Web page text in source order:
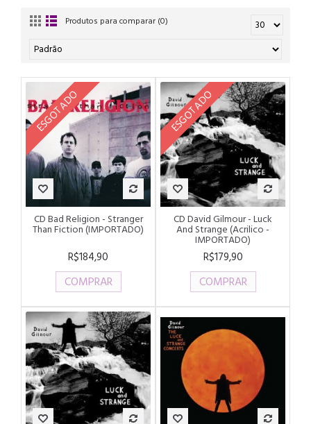
Produtos para comparar (0)
ESGOTADO
CD Bad Religion - Stranger
Than Fiction (IMPORTADO)
R$184,90
COMPRAR
ESGOTADO
CD David Gilmour - Luck
And Strange (Acrilico -
IMPORTADO)
R$179,90
COMPRAR